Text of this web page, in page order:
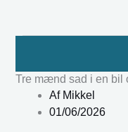
Tre mænd sad i en bil
AfMikkel
01/06/2026